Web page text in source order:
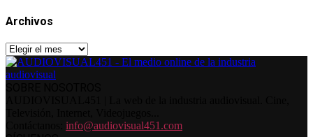
Archivos
Archivos
info@audiovisual451.com